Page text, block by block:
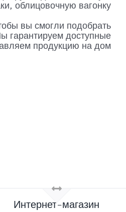
облицовочную вагонку.
вы смогли подобрать
гарантируем доступные
продукцию на дом.
Интернет-магазин